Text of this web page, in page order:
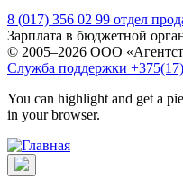
8 (017) 356 02 99 отдел
Зарплата в бюджетной
© 2005–2026 ООО
Служба поддержки
You can highlight and get a
in your browser.